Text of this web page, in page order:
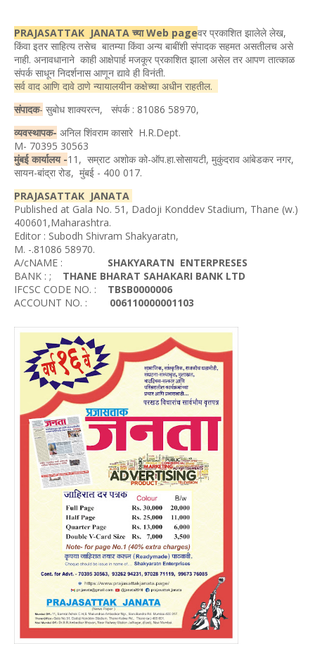
PRAJASATTAK JANATA च्या Web pageवर प्रकाशित झालेले लेख,
किंवा इतर साहित्य तसेच बातम्या किंवा अन्य बाबींशी संपादक सहमत असतीलच असे
नाही. अनावधानाने काही आक्षेपार्ह मजकूर प्रकाशित झाला असेल तर आपण तात्काळ
संपर्क साधून निदर्शनास आणून द्यावे ही विनंती.
सर्व वाद आणि दावे ठाणे न्यायालयीन कक्षेच्या अधीन राहतील.
संपादक- सुबोध शाक्यरत्न, संपर्क : 81086 58970,
व्यवस्थापक- अनिल शिंवराम कासारे H.R.Dept.
M- 70395 30563
मुंबई कार्यालय -11, सम्राट अशोक को-ऑप.हा.सोसायटी, मुकुंदराव आंबेडकर नगर,
सायन-बांद्रा रोड, मुंबई - 400 017.
PRAJASATTAK JANATA
Published at Gala No. 51, Dadoji Konddev Stadium, Thane (w.)
400601,Maharashtra.
Editor : Subodh Shivram Shakyaratn,
M. -.81086 58970.
A/cNAME : SHAKYARATN ENTERPRESES
BANK : ; THANE BHARAT SAHAKARI BANK LTD
IFCSC CODE NO. : TBSB0000006
ACCOUNT NO. : 006110000001103